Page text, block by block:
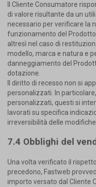
Il Cliente Consumatore
di valore risultante da un
necessario per verificare la
funzionamento del
altresì nel caso di
modello, marca e natura e
danneggiamento del
dotazione.
Il diritto di recesso non si
personalizzati. In
personalizzati, questi si
lavorati su specifica
irreversibilità delle
7.4 Obblighi del
Una volta verificato il
precedono, Fastweb
importo versato dal Cliente